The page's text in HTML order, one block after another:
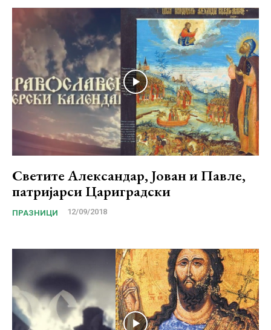
Светите Александар, Јован и Павле,
патријарси Цариградски
ПРАЗНИЦИ 12/09/2018